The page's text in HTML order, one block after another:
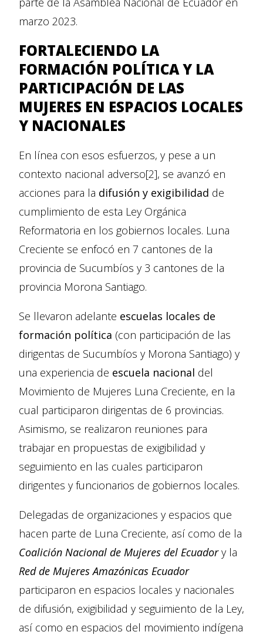
marzo 2023.
FORTALECIENDO LA
FORMACIÓN POLÍTICA Y LA
PARTICIPACIÓN DE LAS
MUJERES EN ESPACIOS LOCALES
Y NACIONALES
En línea con esos esfuerzos, y pese a un
contexto nacional adverso[2], se avanzó en
acciones para la difusión y exigibilidad de
cumplimiento de esta Ley Orgánica
Reformatoria en los gobiernos locales. Luna
Creciente se enfocó en 7 cantones de la
provincia de Sucumbíos y 3 cantones de la
provincia Morona Santiago.
Se llevaron adelante escuelas locales de
formación política (con participación de las
dirigentas de Sucumbíos y Morona Santiago) y
una experiencia de escuela nacional del
Movimiento de Mujeres Luna Creciente, en la
cual participaron dirigentas de 6 provincias.
Asimismo, se realizaron reuniones para
trabajar en propuestas de exigibilidad y
seguimiento en las cuales participaron
dirigentes y funcionarios de gobiernos locales.
Delegadas de organizaciones y espacios que
hacen parte de Luna Creciente, así como de la
Coalición Nacional de Mujeres del Ecuadory la
Red de Mujeres Amazónicas Ecuador
participaron en espacios locales y nacionales
de difusión, exigibilidad y seguimiento de la Ley,
así como en espacios del movimiento indígena